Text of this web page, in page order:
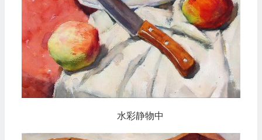
水彩静物中